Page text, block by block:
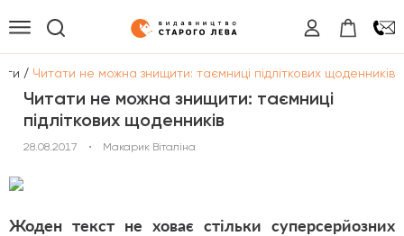
/ Читати не можна знищити: таємниці підліткових щоденників
Читати не можна знищити: таємниці
підліткових щоденників
28.08.2017 • Макарик Віталіна
Жоден текст не ховає стільки суперсерйозних